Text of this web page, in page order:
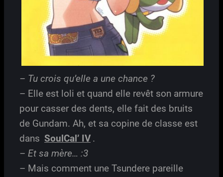
– Tu crois qu’elle a une chance ?
– Elle est loli et quand elle revêt son armure
pour casser des dents, elle fait des bruits
de Gundam. Ah, et sa copine de classe est
dans SoulCal’ IV .
– Et sa mère… :3
– Mais comment une Tsundere pareille